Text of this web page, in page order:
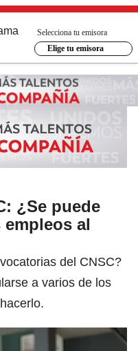
Selecciona tu emisora
Elige tu emisora
¿Se puede
al
del CNSC?
a varios de los